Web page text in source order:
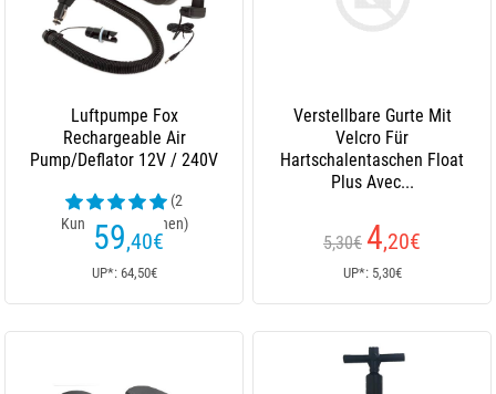
Luftpumpe Fox
Rechargeable Air
Pump/Deflator 12V / 240V
(2
Kundenrezensionen)
59,40€
UP*: 64,50€
Verstellbare Gurte Mit
Velcro Für
Hartschalentaschen Float
Plus Avec...
5,30€ 4,20€
UP*: 5,30€